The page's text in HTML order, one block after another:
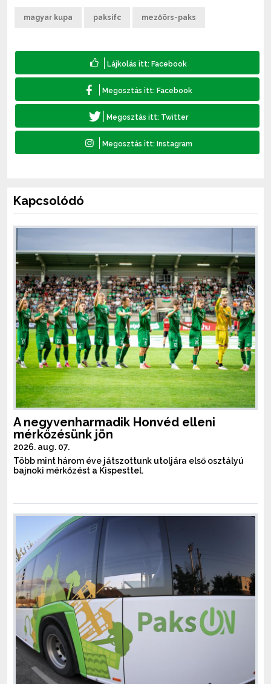
magyar kupa paksifc mezőörs-paks
Kapcsolódó
A negyvenharmadik Honvéd elleni
mérkőzésünk jön
2026. aug. 07.
Több mint három éve játszottunk utoljára első osztályú
bajnoki mérkőzést a Kispesttel.